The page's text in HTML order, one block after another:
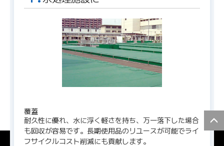
覆蓋
耐久性に優れ、水に浮く軽さを持ち、万一落下した場合
も回収が容易です。長期使用品のリユースが可能でライ
フサイクルコスト削減にも貢献します。
資料データのご利用条件
コンテンツリスト
© 2026 SEKISUI CHEMICAL Co.,Ltd.